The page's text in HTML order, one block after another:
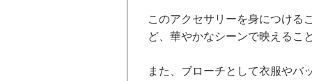
このアクセサリーを身につける
ど、華やかなシーンで映えるこ
また、ブローチとして衣服やバ